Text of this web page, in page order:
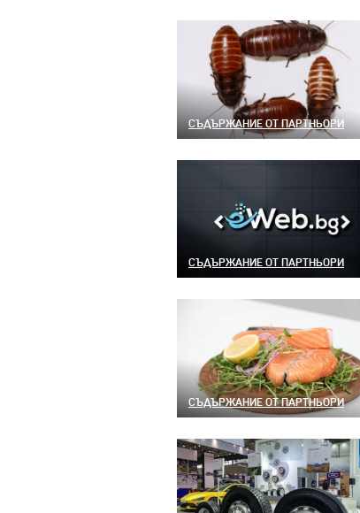
СЪДЪРЖАНИЕ ОТ ПАРТНЬОРИ
СЪДЪРЖАНИЕ ОТ ПАРТНЬОРИ
СЪДЪРЖАНИЕ ОТ ПАРТНЬОРИ